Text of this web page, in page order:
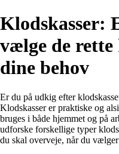
Klodskasser:
vælge de
dine behov
Er du på udkig efter
Klodskasser er praktiske og
bruges i både hjemmet og på
udforske forskellige typer
du skal overveje, når du